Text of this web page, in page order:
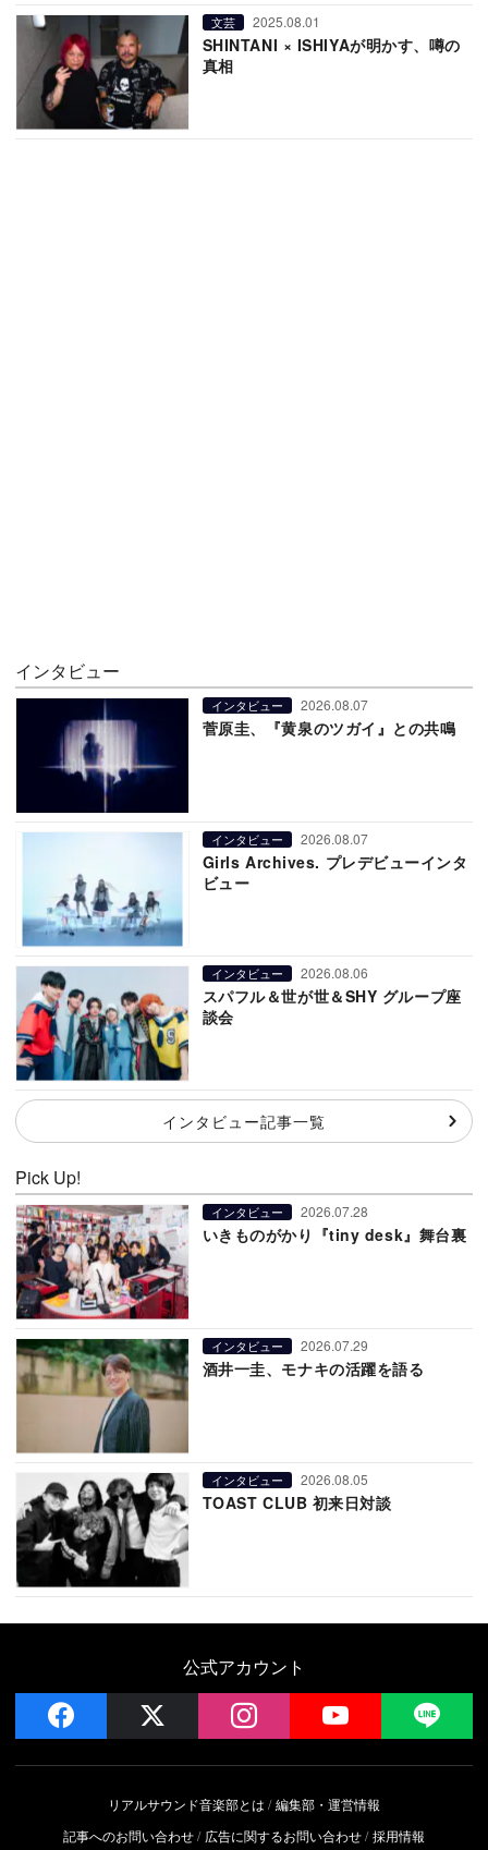
文芸 2025.08.01
SHINTANI × ISHIYAが明かす、噂の
真相
インタビュー
インタビュー 2026.08.07
菅原圭、『黄泉のツガイ』との共鳴
インタビュー 2026.08.07
Girls Archives. プレデビューインタ
ビュー
インタビュー 2026.08.06
スパフル＆世が世＆SHY グループ座
談会
インタビュー記事一覧
Pick Up!
インタビュー 2026.07.28
いきものがかり『tiny desk』舞台裏
インタビュー 2026.07.29
酒井一圭、モナキの活躍を語る
インタビュー 2026.08.05
TOAST CLUB 初来日対談
公式アカウント
facebook instagram YouTube
リアルサウンド音楽部とは
編集部・運営情報
記事へのお問い合わせ
広告に関するお問い合わせ 採用情報